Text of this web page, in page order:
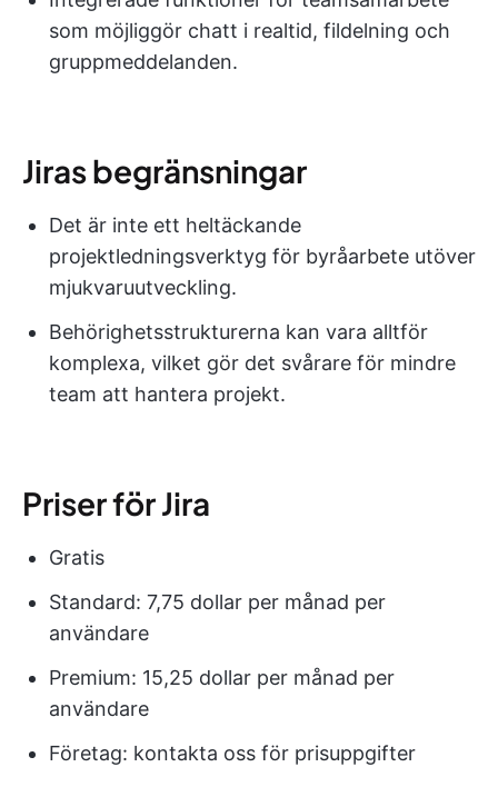
som möjliggör chatt i realtid, fildelning och
gruppmeddelanden.
Jiras begränsningar
Det är inte ett heltäckande
projektledningsverktyg för byråarbete utöver
mjukvaruutveckling.
Behörighetsstrukturerna kan vara alltför
komplexa, vilket gör det svårare för mindre
team att hantera projekt.
Priser för Jira
Gratis
Standard: 7,75 dollar per månad per
användare
Premium: 15,25 dollar per månad per
användare
Företag: kontakta oss för prisuppgifter